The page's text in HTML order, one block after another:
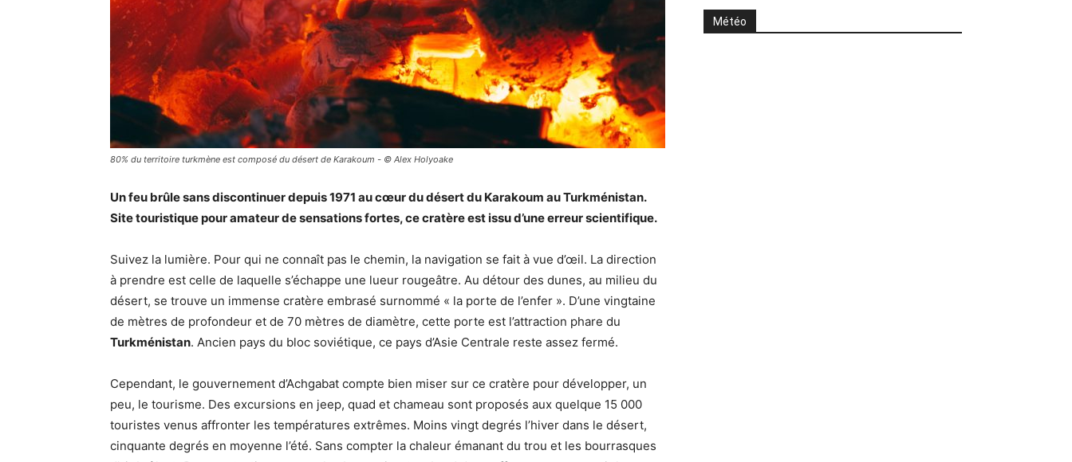
80% du territoire turkmène est composé du désert de Karakoum - © Alex Holyoake
Un feu brûle sans discontinuer depuis 1971 au cœur du désert du Karakoum au Turkménistan.
Site touristique pour amateur de sensations fortes, ce cratère est issu d’une erreur scientifique.
Suivez la lumière. Pour qui ne connaît pas le chemin, la navigation se fait à vue d’œil. La direction
à prendre est celle de laquelle s’échappe une lueur rougeâtre. Au détour des dunes, au milieu du
désert, se trouve un immense cratère embrasé surnommé « la porte de l’enfer ». D’une vingtaine
de mètres de profondeur et de 70 mètres de diamètre, cette porte est l’attraction phare du
Turkménistan. Ancien pays du bloc soviétique, ce pays d’Asie Centrale reste assez fermé.
Cependant, le gouvernement d’Achgabat compte bien miser sur ce cratère pour développer, un
peu, le tourisme. Des excursions en jeep, quad et chameau sont proposés aux quelque 15 000
touristes venus affronter les températures extrêmes. Moins vingt degrés l’hiver dans le désert,
cinquante degrés en moyenne l’été. Sans compter la chaleur émanant du trou et les bourrasques
Météo